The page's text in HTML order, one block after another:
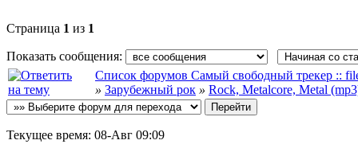
Страница 1 из 1
Показать сообщения:
Список форумов Самый свободный трекер ::
» Зарубежный рок » Rock, Metalcore, Metal
Текущее время: 08-Авг 09:09